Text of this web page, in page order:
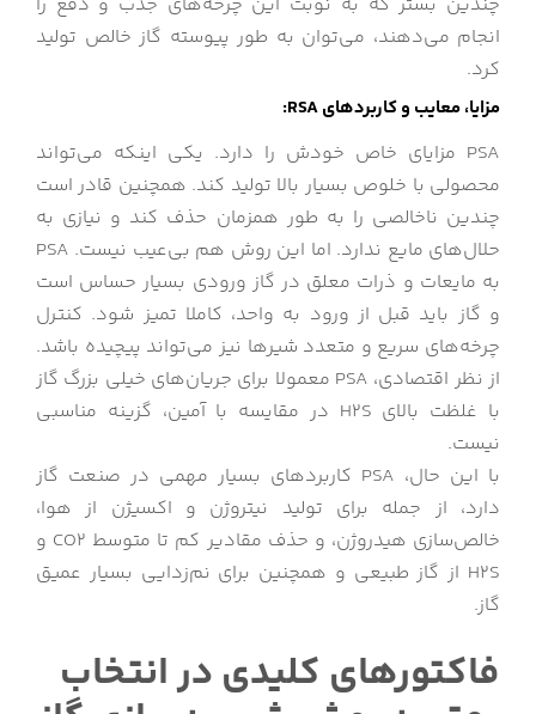
انجام می‌دهند، می‌توان به طور پیوسته گاز خالص تولید
کرد.
مزایا، معایب و کاربردهای RSA:
PSA مزایای خاص خودش را دارد. یکی اینکه می‌تواند
محصولی با خلوص بسیار بالا تولید کند. همچنین قادر است
چندین ناخالصی را به طور همزمان حذف کند و نیازی به
حلال‌های مایع ندارد. اما این روش هم بی‌عیب نیست. PSA
به مایعات و ذرات معلق در گاز ورودی بسیار حساس است
و گاز باید قبل از ورود به واحد، کاملا تمیز شود. کنترل
چرخه‌های سریع و متعدد شیرها نیز می‌تواند پیچیده باشد.
از نظر اقتصادی، PSA معمولا برای جریان‌های خیلی بزرگ گاز
با غلظت بالای H2S در مقایسه با آمین، گزینه مناسبی
نیست.
با این حال، PSA کاربردهای بسیار مهمی در صنعت گاز
دارد، از جمله برای تولید نیتروژن و اکسیژن از هوا،
خالص‌سازی هیدروژن، و حذف مقادیر کم تا متوسط CO2 و
H2S از گاز طبیعی و همچنین برای نم‌زدایی بسیار عمیق
گاز.
فاکتورهای کلیدی در انتخاب